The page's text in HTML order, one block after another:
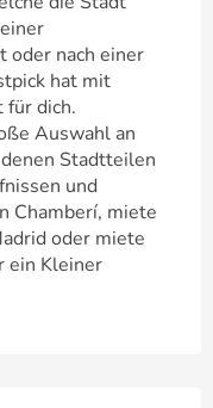
oder nach einer
hat mit
für dich.
Auswahl an
Stadtteilen
und
Chamberí, miete
oder miete
ein Kleiner